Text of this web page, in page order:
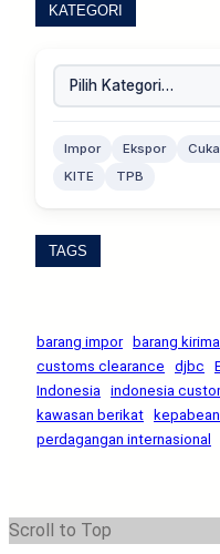
KATEGORI
Impor Ekspor
KITE
TPB
TAGS
barang impor barang
customs clearance
djbc
Indonesia
indonesia
kawasan berikat
perdagangan internasional
Scroll to Top